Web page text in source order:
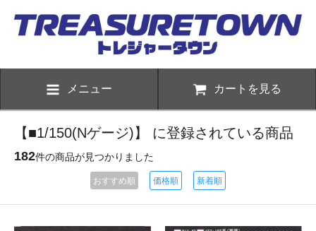
メニュー カートを見る
【■1/150(Nゲージ)】 に登録されている商品
182件の商品が見つかりました
おすすめ順 価格順 新着順